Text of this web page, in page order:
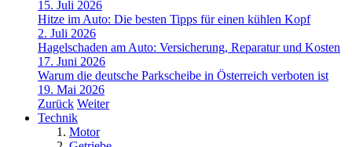
15. Juli 2026
Hitze im Auto: Die besten Tipps für einen kühlen Kopf
2. Juli 2026
Hagelschaden am Auto: Versicherung, Reparatur und Kosten
17. Juni 2026
Warum die deutsche Parkscheibe in Österreich verboten ist
19. Mai 2026
Zurück Weiter
Technik
Motor